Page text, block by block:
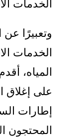
الخدمات
وتعبيرًا عن
الخدمات
المياه،
على إغلاق
إطارات
المحتجون